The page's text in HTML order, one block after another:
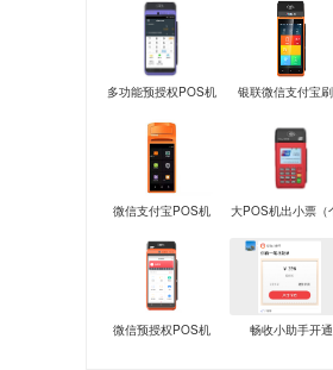
多功能预授权POS机
银联微信支付宝
微信支付宝POS机
大POS机出小票（
用）
微信预授权POS机 畅收小助手开通